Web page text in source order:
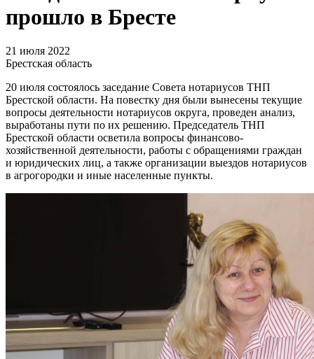
прошло в Бресте
21 июля 2022
Брестская область
20 июля состоялось заседание Совета нотариусов ТНП
Брестской области. На повестку дня были вынесены текущие
вопросы деятельности нотариусов округа, проведен анализ,
выработаны пути по их решению. Председатель ТНП
Брестской области осветила вопросы финансово-
хозяйственной деятельности, работы с обращениями граждан
и юридических лиц, а также организации выездов нотариусов
в агрогородки и иные населенные пункты.